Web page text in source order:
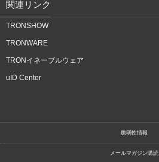
関連リンク
TRONSHOW
TRONWARE
TRONイネーブルウェア
uID Center
脆弱性情報
メールマガジン購読